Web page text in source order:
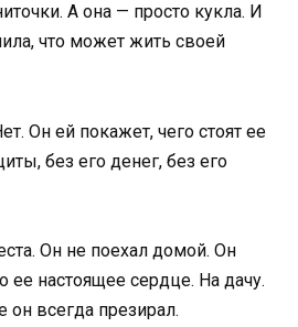
А она — просто кукла. И
что может жить своей
Он ей покажет, чего стоят ее
без его денег, без его
Он не поехал домой. Он
ее настоящее сердце. На дачу.
он всегда презирал.